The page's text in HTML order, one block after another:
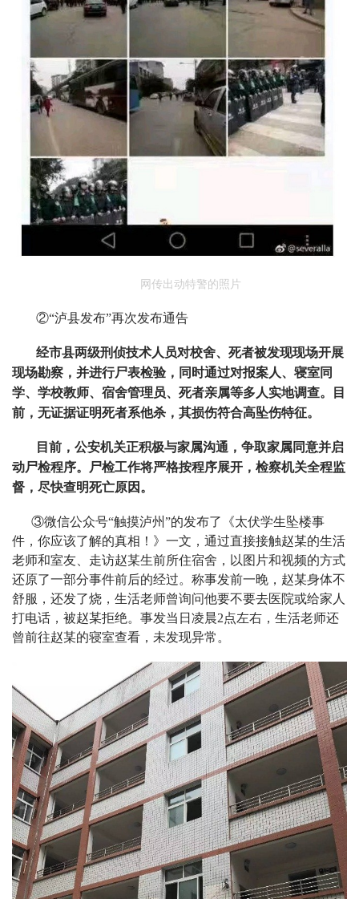
网传出动特警的照片
②“泸县发布”再次发布通告
经市县两级刑侦技术人员对校舍、死者被发现现场开展
现场勘察，并进行尸表检验，同时通过对报案人、寝室同
学、学校教师、宿舍管理员、死者亲属等多人实地调查。目
前，无证据证明死者系他杀，其损伤符合高坠伤特征。
目前，公安机关正积极与家属沟通，争取家属同意并启
动尸检程序。尸检工作将严格按程序展开，检察机关全程监
督，尽快查明死亡原因。
③微信公众号“触摸泸州”的发布了《太伏学生坠楼事
件，你应该了解的真相！》一文，通过直接接触赵某的生活
老师和室友、走访赵某生前所住宿舍，以图片和视频的方式
还原了一部分事件前后的经过。称事发前一晚，赵某身体不
舒服，还发了烧，生活老师曾询问他要不要去医院或给家人
打电话，被赵某拒绝。事发当日凌晨2点左右，生活老师还
曾前往赵某的寝室查看，未发现异常。